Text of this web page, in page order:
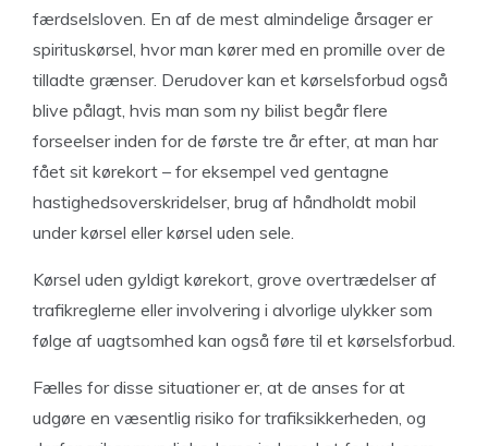
færdselsloven. En af de mest almindelige årsager er
spirituskørsel, hvor man kører med en promille over de
tilladte grænser. Derudover kan et kørselsforbud også
blive pålagt, hvis man som ny bilist begår flere
forseelser inden for de første tre år efter, at man har
fået sit kørekort – for eksempel ved gentagne
hastighedsoverskridelser, brug af håndholdt mobil
under kørsel eller kørsel uden sele.
Kørsel uden gyldigt kørekort, grove overtrædelser af
trafikreglerne eller involvering i alvorlige ulykker som
følge af uagtsomhed kan også føre til et kørselsforbud.
Fælles for disse situationer er, at de anses for at
udgøre en væsentlig risiko for trafiksikkerheden, og